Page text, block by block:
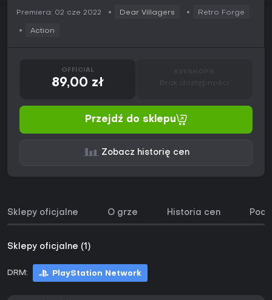
Premiera: 02 cze 2022 Dear Villagers Retro Forge
Action
OFFICIAL
89,00 zł Brak dostępności
Przejdź do sklepu
Zobacz historię cen
Sklepy oficjalne O grze Historia cen
Sklepy oficjalne (1)
DRM: PlayStation Network